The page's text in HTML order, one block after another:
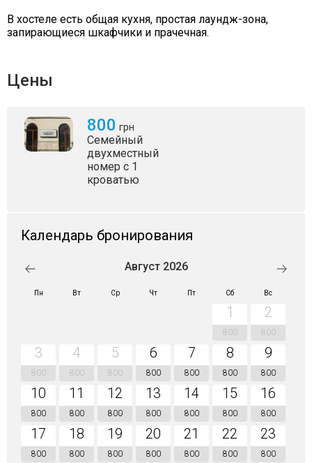
В хостеле есть общая кухня, простая лаундж-зона,
запирающиеся шкафчики и прачечная.
Цены
800 грн
Семейный
двухместный
номер с 1
кроватью
Календарь бронирования
Август 2026
Пн Вт Ср Чт Пт Сб Вс
1
800
2
800
3
800
4
800
5
800
6
800
7
800
8
800
9
800
10
800
11
800
12
800
13
800
14
800
15
800
16
800
17
800
18
800
19
800
20
800
21
800
22
800
23
800